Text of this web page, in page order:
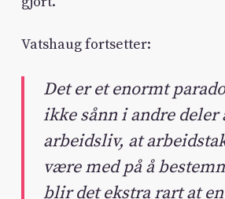
Vatshaug fortsetter:
Det er et enormt
ikke sånn i andre deler
arbeidsliv, at
være med på å
blir det ekstra rart at